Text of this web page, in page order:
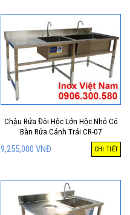
Chậu Rửa Đôi Hộc Lớn Hộc Nhỏ Có
Bàn Rửa Cánh Trái CR-07
9,255,000 VNĐ CHI TIẾT